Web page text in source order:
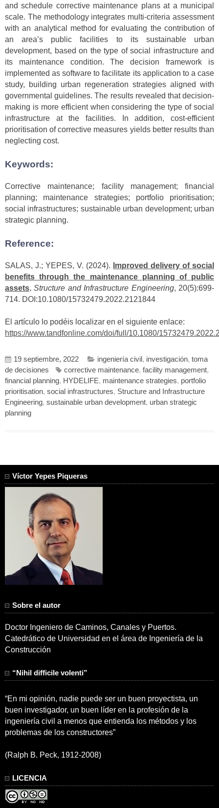
and schedule corrective maintenance plans at a municipal
scale. The methodology integrates multi-criteria assessment
with an analytical method for evaluating the contribution of
an area’s public facilities to its sustainable urban
development, based on the type of social infrastructure and
its maintenance condition. The decision framework is
implemented as software to facilitate its application to a case
study, building urban regeneration strategies aligned with
governmental guidelines. The results revealed that decision-
making is more efficient when considering the type of social
infrastructure at the facilities. In addition, cost-efficient
prioritisation of corrective measures yields better results than
neglecting cost.
Keywords:
Corrective maintenance; facility management; financial
planning; maintenance strategies; portfolio prioritisation;
social infrastructures; sustainable urban development; urban
strategic planning.
Reference:
SALAS, J.; YEPES, V. (2024).
Improved delivery of social
benefits through the maintenance planning of public
assets. Structure and Infrastructure Engineering, 20(5):699-
714. DOI:10.1080/15732479.2022.2121844
El artículo lo podéis localizar en el siguiente enlace:
https://www.tandfonline.com/doi/full/10.1080/
19 septiembre, 2022 ingeniería civil , investigación, toma
de decisiones
corrective maintenance, facility management,
financial planning, HYDELIFE, maintenance strategies, portfolio
prioritisation, social infrastructures, Structure and Infrastructure
Engineering, sustainable urban development, urban strategic
planning
Víctor Yepes Piqueras
Sobre el autor
Doctor Ingeniero de Caminos, Canales y Puertos.
Catedrático de Universidad en el área de Ingeniería de la
Construcción
“Nihil difficile volenti”
“En mi opinión, nadie puede ser un buen proyectista, un
buen investigador, un buen líder en la profesión de la
ingeniería civil a menos que entienda los métodos y los
problemas de los constructores”
(Ralph B. Peck, 1912-2008)
LICENCIA